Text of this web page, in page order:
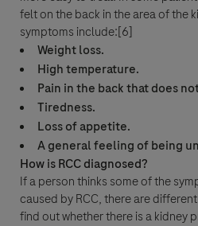
felt on the back in the area of the
symptoms include:[6]
Weight loss.
High temperature.
Pain in the back that does
Tiredness.
Loss of appetite.
A general feeling of being
How isRCCdiagnosed?
If a person thinks some of the
caused byRCC, there are
find out whether there is a kidney
Akzeptieren und senden